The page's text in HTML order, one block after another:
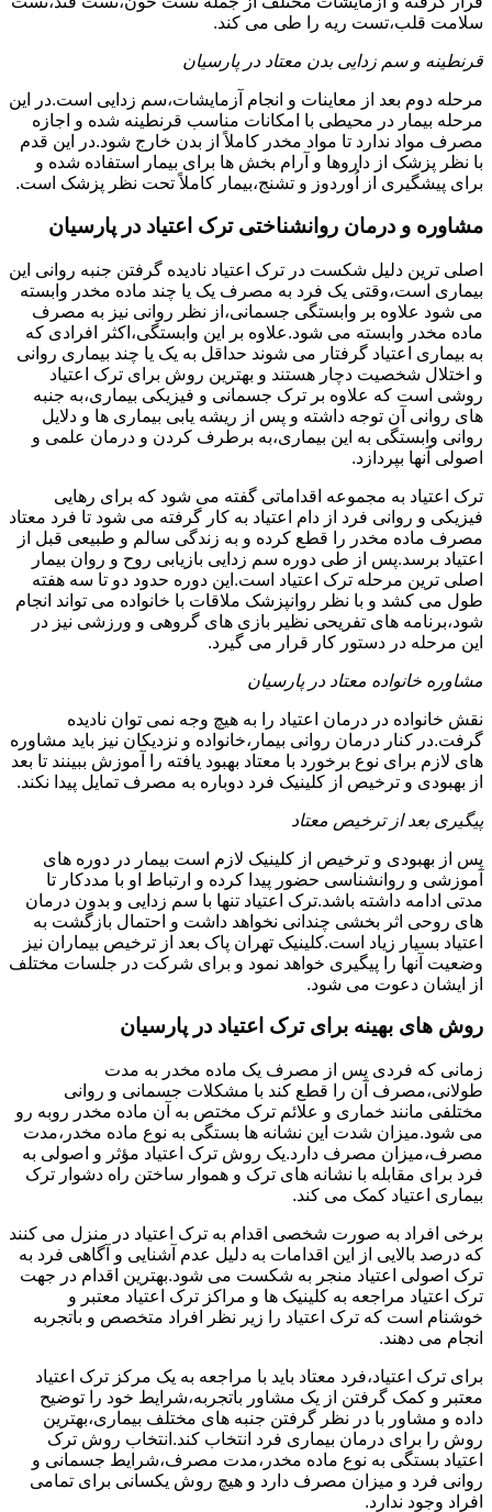
سلامت قلب،تست ریه را طی می کند.
قرنطینه و سم زدایی بدن معتاد در پارسیان
مرحله دوم بعد از معاینات و انجام آزمایشات،سم زدایی است.در این
مرحله بیمار در محیطی با امکانات مناسب قرنطینه شده و اجازه
مصرف مواد ندارد تا مواد مخدر کاملاً از بدن خارج شود.در این قدم
با نظر پزشک از داروها و آرام بخش ها برای بیمار استفاده شده و
برای پیشگیری از اُوردوز و تشنج،بیمار کاملاً تحت نظر پزشک است.
مشاوره و درمان روانشناختی ترک اعتیاد در پارسیان
اصلی ترین دلیل شکست در ترک اعتیاد نادیده گرفتن جنبه روانی این
بیماری است،وقتی یک فرد به مصرف یک یا چند ماده مخدر وابسته
می شود علاوه بر وابستگی جسمانی،از نظر روانی نیز به مصرف
ماده مخدر وابسته می شود.علاوه بر این وابستگی،اکثر افرادی که
به بیماری اعتیاد گرفتار می شوند حداقل به یک یا چند بیماری روانی
و اختلال شخصیت دچار هستند و بهترین روش برای ترک اعتیاد
روشی است که علاوه بر ترک جسمانی و فیزیکی بیماری،به جنبه
های روانی آن توجه داشته و پس از ریشه یابی بیماری ها و دلایل
روانی وابستگی به این بیماری،به برطرف کردن و درمان علمی و
اصولی آنها بپردازد.
ترک اعتیاد به مجموعه اقداماتی گفته می شود که برای رهایی
فیزیکی و روانی فرد از دام اعتیاد به کار گرفته می شود تا فرد معتاد
مصرف ماده مخدر را قطع کرده و به زندگی سالم و طبیعی قبل از
اعتیاد برسد.پس از طی دوره سم زدایی بازیابی روح و روان بیمار
اصلی ترین مرحله ترک اعتیاد است.این دوره حدود دو تا سه هفته
طول می کشد و با نظر روانپزشک ملاقات با خانواده می تواند انجام
شود،برنامه های تفریحی نظیر بازی های گروهی و ورزشی نیز در
این مرحله در دستور کار قرار می گیرد.
مشاوره خانواده معتاد در پارسیان
نقش خانواده در درمان اعتیاد را به هیچ وجه نمی توان نادیده
گرفت.در کنار درمان روانی بیمار،خانواده و نزدیکان نیز باید مشاوره
های لازم برای نوع برخورد با معتاد بهبود یافته را آموزش ببینند تا بعد
از بهبودی و ترخیص از کلینیک فرد دوباره به مصرف تمایل پیدا نکند.
پیگیری بعد از ترخیص معتاد
پس از بهبودی و ترخیص از کلینیک لازم است بیمار در دوره های
آموزشی و روانشناسی حضور پیدا کرده و ارتباط او با مددکار تا
مدتی ادامه داشته باشد.ترک اعتیاد تنها با سم زدایی و بدون درمان
های روحی اثر بخشی چندانی نخواهد داشت و احتمال بازگشت به
اعتیاد بسیار زیاد است.کلینیک تهران پاک بعد از ترخیص بیماران نیز
وضعیت آنها را پیگیری خواهد نمود و برای شرکت در جلسات مختلف
از ایشان دعوت می شود.
روش های بهینه برای ترک اعتیاد در پارسیان
زمانی که فردی پس از مصرف یک ماده مخدر به مدت
طولانی،مصرف آن را قطع کند با مشکلات جسمانی و روانی
مختلفی مانند خماری و علائم ترک مختص به آن ماده مخدر روبه رو
می شود.میزان شدت این نشانه ها بستگی به نوع ماده مخدر،مدت
مصرف،میزان مصرف دارد.یک روش ترک اعتیاد مؤثر و اصولی به
فرد برای مقابله با نشانه های ترک و هموار ساختن راه دشوار ترک
بیماری اعتیاد کمک می کند.
برخی افراد به صورت شخصی اقدام به ترک اعتیاد در منزل می کنند
که درصد بالایی از این اقدامات به دلیل عدم آشنایی و آگاهی فرد به
ترک اصولی اعتیاد منجر به شکست می شود.بهترین اقدام در جهت
ترک اعتیاد مراجعه به کلینیک ها و مراکز ترک اعتیاد معتبر و
خوشنام است که ترک اعتیاد را زیر نظر افراد متخصص و باتجربه
انجام می دهند.
برای ترک اعتیاد،فرد معتاد باید با مراجعه به یک مرکز ترک اعتیاد
معتبر و کمک گرفتن از یک مشاور باتجربه،شرایط خود را توضیح
داده و مشاور با در نظر گرفتن جنبه های مختلف بیماری،بهترین
روش را برای درمان بیماری فرد انتخاب کند.انتخاب روش ترک
اعتیاد بستگی به نوع ماده مخدر،مدت مصرف،شرایط جسمانی و
روانی فرد و میزان مصرف دارد و هیچ روش یکسانی برای تمامی
افراد وجود ندارد.